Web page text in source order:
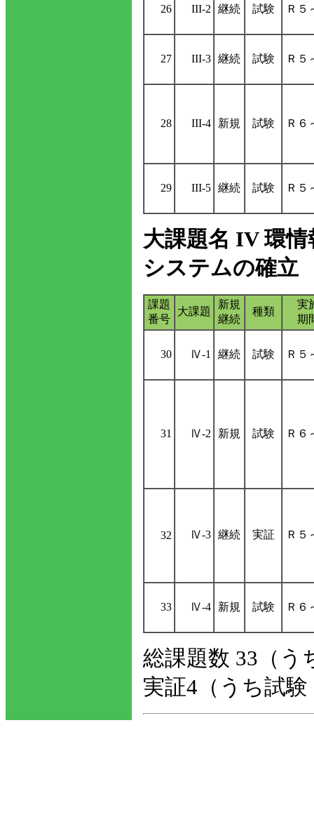
26 III-2 継続 試験 Ｒ５
27 III-3 継続 試験 Ｒ５
28 III-4 新規 試験 Ｒ６
29 III-5 継続 試験 Ｒ５
大課題名 IV 環
システムの確
課題
番号
大課題
新規
継続
種類
実
期
30 Ⅳ-1 継続 試験 Ｒ５
31 Ⅳ-2 新規 試験 Ｒ６
32 Ⅳ-3 継続 実証 Ｒ５
33 Ⅳ-4 新規 試験 Ｒ６
総課題数 33（
実証4（うち試